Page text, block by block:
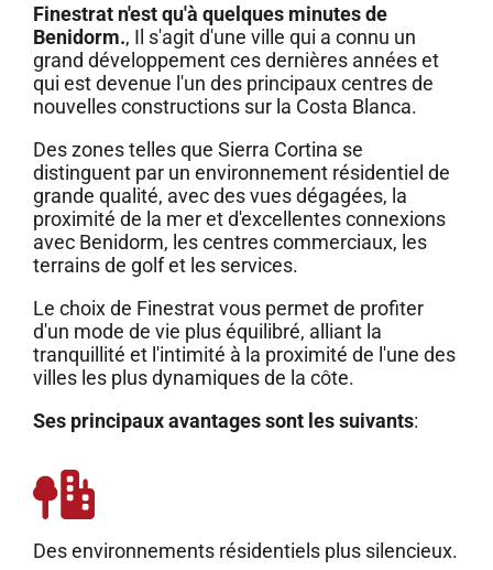
Finestrat n'est qu'à quelques minutes de
Benidorm., Il s'agit d'une ville qui a connu un
grand développement ces dernières années et
qui est devenue l'un des principaux centres de
nouvelles constructions sur la Costa Blanca.
Des zones telles que Sierra Cortina se
distinguent par un environnement résidentiel de
grande qualité, avec des vues dégagées, la
proximité de la mer et d'excellentes connexions
avec Benidorm, les centres commerciaux, les
terrains de golf et les services.
Le choix de Finestrat vous permet de profiter
d'un mode de vie plus équilibré, alliant la
tranquillité et l'intimité à la proximité de l'une des
villes les plus dynamiques de la côte.
Ses principaux avantages sont les suivants:
Des environnements résidentiels plus silencieux.